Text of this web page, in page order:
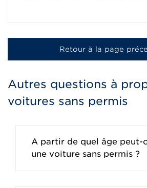
Retour à la page
Autres questions à
voitures sans permis
A partir de quel âge peut-
une voiture sans permis ?